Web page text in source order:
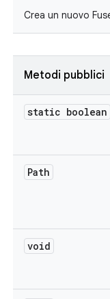
Crea un nuovo
Metodi pubblici
static boolean
Path
void